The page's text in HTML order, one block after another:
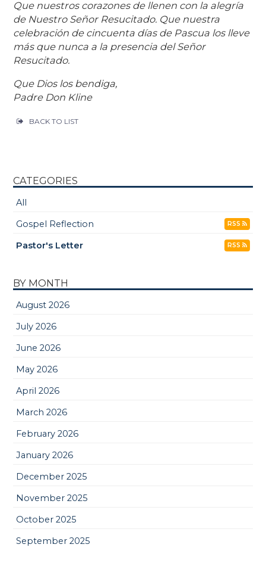
Que nuestros corazones de llenen con la alegría
de Nuestro Señor Resucitado. Que nuestra
celebración de cincuenta días de Pascua los lleve
más que nunca a la presencia del Señor
Resucitado.
Que Dios los bendiga,
Padre Don Kline
BACK TO LIST
CATEGORIES
All
Gospel Reflection
RSS
Pastor's Letter RSS
BY MONTH
August 2026
July 2026
June 2026
May 2026
April 2026
March 2026
February 2026
January 2026
December 2025
November 2025
October 2025
September 2025